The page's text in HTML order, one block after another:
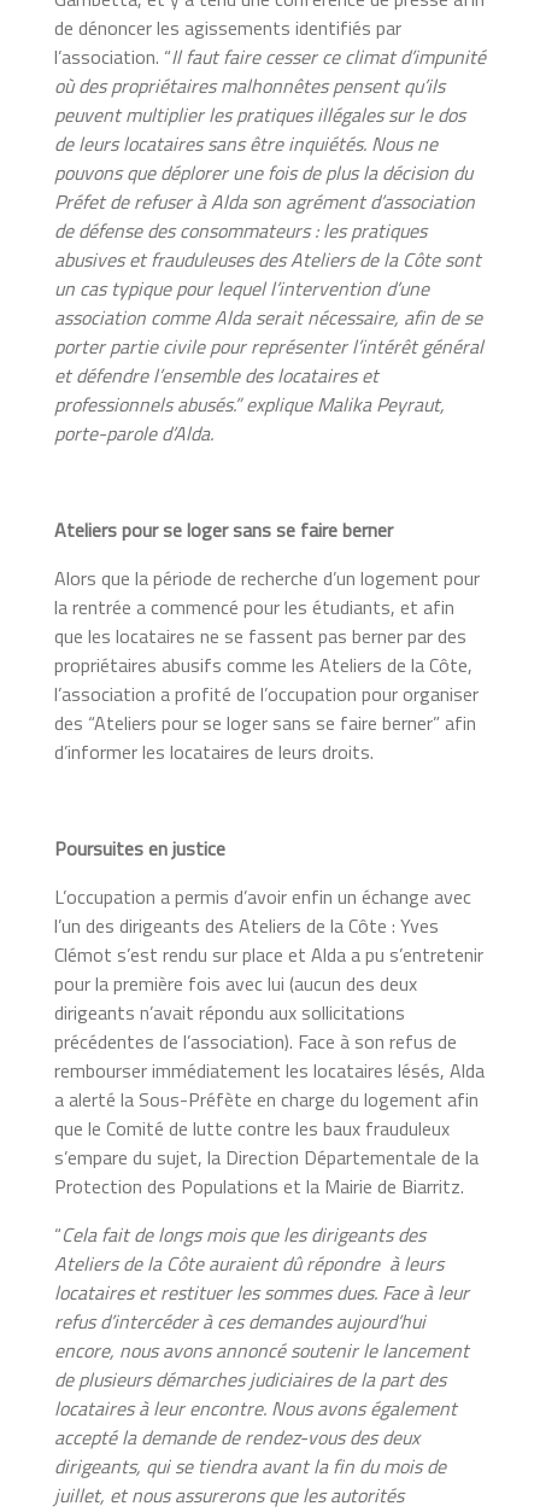
de dénoncer les agissements identifiés par
l’association. “Il faut faire cesser ce climat d’impunité
où des propriétaires malhonnêtes pensent qu’ils
peuvent multiplier les pratiques illégales sur le dos
de leurs locataires sans être inquiétés. Nous ne
pouvons que déplorer une fois de plus la décision du
Préfet de refuser à Alda son agrément d’association
de défense des consommateurs : les pratiques
abusives et frauduleuses des Ateliers de la Côte sont
un cas typique pour lequel l’intervention d’une
association comme Alda serait nécessaire, afin de se
porter partie civile pour représenter l’intérêt général
et défendre l’ensemble des locataires et
professionnels abusés.” explique Malika Peyraut,
porte-parole d’Alda.
Ateliers pour se loger sans se faire berner
Alors que la période de recherche d’un logement pour
la rentrée a commencé pour les étudiants, et afin
que les locataires ne se fassent pas berner par des
propriétaires abusifs comme les Ateliers de la Côte,
l’association a profité de l’occupation pour organiser
des “Ateliers pour se loger sans se faire berner” afin
d’informer les locataires de leurs droits.
Poursuites en justice
L’occupation a permis d’avoir enfin un échange avec
l’un des dirigeants des Ateliers de la Côte : Yves
Clémot s’est rendu sur place et Alda a pu s’entretenir
pour la première fois avec lui (aucun des deux
dirigeants n’avait répondu aux sollicitations
précédentes de l’association). Face à son refus de
rembourser immédiatement les locataires lésés, Alda
a alerté la Sous-Préfète en charge du logement afin
que le Comité de lutte contre les baux frauduleux
s’empare du sujet, la Direction Départementale de la
Protection des Populations et la Mairie de Biarritz.
“Cela fait de longs mois que les dirigeants des
Ateliers de la Côte auraient dû répondre à leurs
locataires et restituer les sommes dues. Face à leur
refus d’intercéder à ces demandes aujourd’hui
encore, nous avons annoncé soutenir le lancement
de plusieurs démarches judiciaires de la part des
locataires à leur encontre. Nous avons également
accepté la demande de rendez-vous des deux
dirigeants, qui se tiendra avant la fin du mois de
juillet, et nous assurerons que les autorités